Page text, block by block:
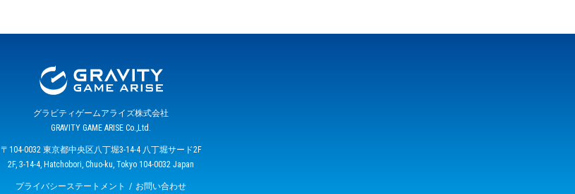
グラビティゲームアライズ株式会社
GRAVITY GAME ARISE Co.,Ltd.
〒104-0032 東京都中央区八丁堀3-14-4 八丁堀サード2F
2F, 3-14-4, Hatchobori, Chuo-ku, Tokyo 104-0032 Japan
プライバシーステートメント お問い合わせ